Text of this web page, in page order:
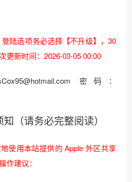
陆选项务必选择【不升级】，30
更新时间：2026-03-05 00:00
密码：
（请务必完整阅读）
使用本站提供的 Apple 外区共享
作建议：